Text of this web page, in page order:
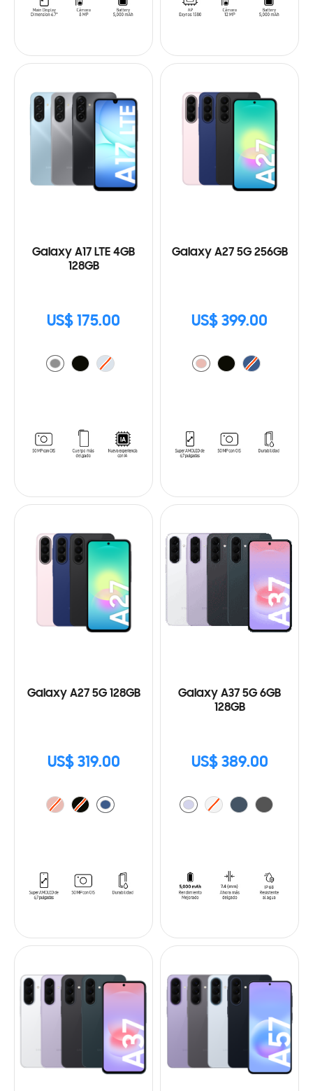
Galaxy A17 LTE 4GB
128GB
US$ 175.00
Galaxy A27 5G 256GB
US$ 399.00
Galaxy A27 5G 128GB
US$ 319.00
Galaxy A37 5G 6GB
128GB
US$ 389.00